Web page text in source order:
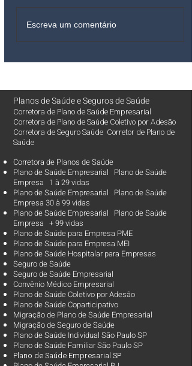
Escreva um comentário
Planos de SaúdeeSeguros de Saúde
Corretora de Plano de Saúde Empresarial
Corretora de Plano de Saúde Coletivo por Adesão
Corretora de Seguro Saúde Corretor de Plano de
Saúde
Corretora de Planos de Saúde
Plano de Saúde Empresarial Plano de Saúde
Empresa 1 à 29 vidas
Plano de Saúde Empresarial Plano de Saúde
Empresa 30 à 99 vidas ​
Plano de Saúde Empresarial Plano de Saúde
Empresa + 99 vidas
Plano de Saúde para Empresa PME
Plano de Saúde para Empresa MEI
Plano de Saúde Hospitalar para Empresas
Seguro de Saúde
Seguro de Saúde Empresarial
Convênio Médico Empresarial
Plano de Saúde Coletivo por Adesão
Plano de Saúde Coparticipativo
Migração de Plano de Saúde Empresarial
Migração de Seguro de Saúde
Plano de Saúde Individual São Paulo SP
Plano de Saúde Familiar São Paulo SP
Plano de Saúde Empresarial SP